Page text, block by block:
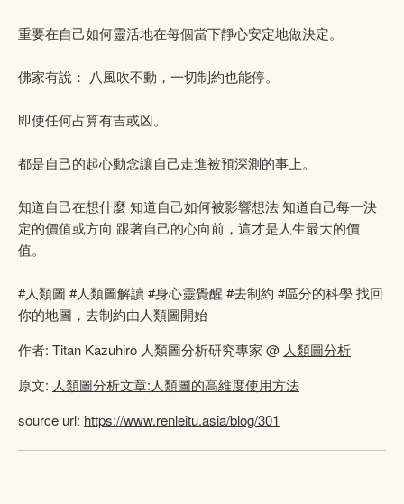
重要在自己如何靈活地在每個當下靜心安定地做決定。
佛家有說： 八風吹不動，一切制約也能停。
即使任何占算有吉或凶。
都是自己的起心動念讓自己走進被預深測的事上。
知道自己在想什麼 知道自己如何被影響想法 知道自己每一決
定的價值或方向 跟著自己的心向前，這才是人生最大的價
值。
#人類圖 #人類圖解讀 #身心靈覺醒 #去制約 #區分的科學 找回
你的地圖，去制約由人類圖開始
作者: Titan Kazuhiro 人類圖分析研究專家 @ 人類圖分析
原文: 人類圖分析文章:人類圖的高維度使用方法
source url: https://www.renleitu.asia/blog/301